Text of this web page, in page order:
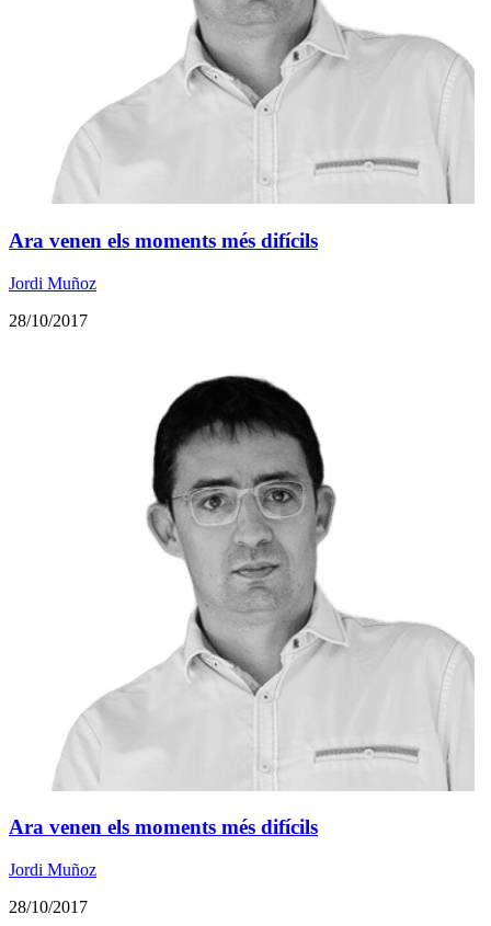
Ara venen els moments més difícils
Jordi Muñoz
28/10/2017
Ara venen els moments més difícils
Jordi Muñoz
28/10/2017